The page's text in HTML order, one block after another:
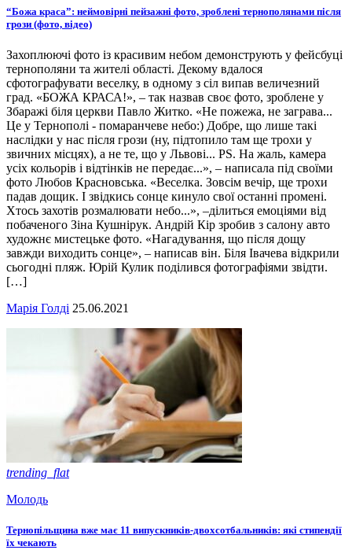
“Божа краса”: неймовірні пейзажні фото, зроблені тернополянами після
грози (фото, відео)
Захоплюючі фото із красивим небом демонструють у фейсбуці
тернополяни та жителі області. Декому вдалося
сфотографувати веселку, в одному з сіл випав величезний
град. «БОЖА КРАСА!», – так назвав своє фото, зроблене у
Збаражі біля церкви Павло Житко. «Не пожежа, не заграва...
Це у Тернополі - помаранчеве небо:) Добре, що лише такі
наслідки у нас після грози (ну, підтопило там ще трохи у
звичних місцях), а не те, що у Львові... РS. На жаль, камера
усіх кольорів і відтінків не передає...», – написала під своїми
фото Любов Красновська. «Веселка. Зовсім вечір, ще трохи
падав дощик. І звідкись сонце кинуло свої останні промені.
Хтось захотів розмалювати небо...», –ділиться емоціями від
побаченого Зіна Кушнірук. Андрій Кір зробив з салону авто
художнє мистецьке фото. «Нагадування, що після дощу
завжди виходить сонце», – написав він. Біля Івачева відкрили
сьогодні пляж. Юрій Кулик поділився фотографіями звідти.
[…]
Марія Голді 25.06.2021
trending_flat
Молодь
Тернопільщина вже має 11 випускників-двохсотбальників: які стипендії
їх чекають